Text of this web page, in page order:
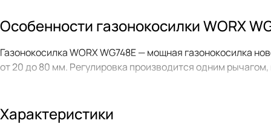
Особенности газонокосилки WORX
Газонокосилка WORX WG748E — мощная газонокосилка
от 20 до 80 мм. Регулировка производится одним
Газонокосилка WORX NITRO WG748E 40V работает от
автономную работу, а также имеет бесщеточный
травосборника и уровня заряда аккумулятора, что
Характеристики